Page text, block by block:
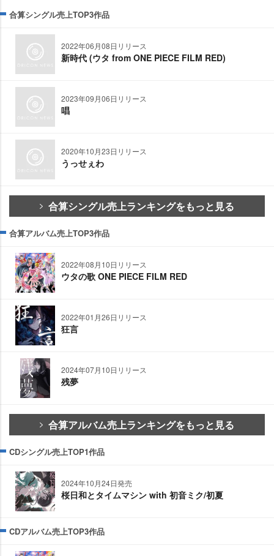
合算シングル売上TOP3作品
2022年06月08日リリース
新時代 (ウタ from ONE PIECE FILM RED)
2023年09月06日リリース
唱
2020年10月23日リリース
うっせぇわ
合算シングル売上ランキングをもっと見る
合算アルバム売上TOP3作品
2022年08月10日リリース
ウタの歌 ONE PIECE FILM RED
2022年01月26日リリース
狂言
2024年07月10日リリース
残夢
合算アルバム売上ランキングをもっと見る
CDシングル売上TOP1作品
2024年10月24日発売
桜日和とタイムマシン with 初音ミク/初夏
CDアルバム売上TOP3作品